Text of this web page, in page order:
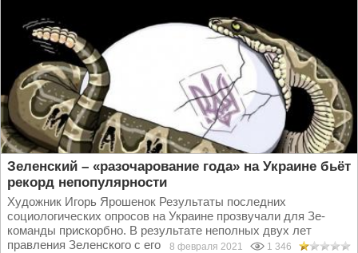
Зеленский – «разочарование года» на Украине бьёт
рекорд непопулярности
Художник Игорь Ярошенок Результаты последних
социологических опросов на Украине прозвучали для Зе-
команды прискорбно. В результате неполных двух лет
правления Зеленского с его «слугами народа» наибольшую...
8 февраля 2021 1 346